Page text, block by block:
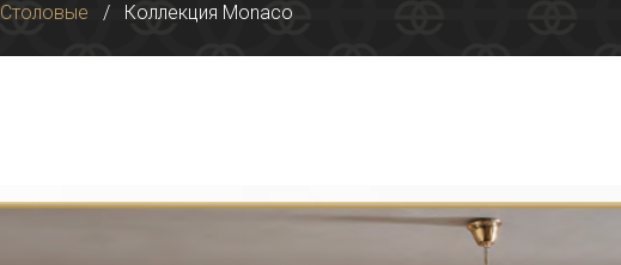
Столовые Коллекция Monaco